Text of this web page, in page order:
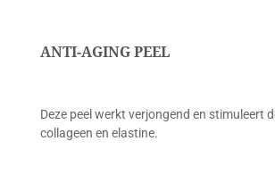
ANTI-AGING PEEL
Deze peel werkt verjongend en stimuleert
collageen en elastine.